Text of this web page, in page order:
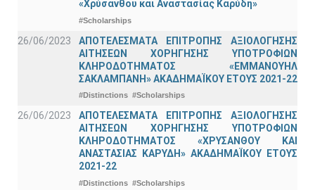
«Χρύσανθου και Αναστασίας Καρύδη»
#Scholarships
26/06/2023
ΑΠΟΤΕΛΕΣΜΑΤΑ ΕΠΙΤΡΟΠΗΣ ΑΞΙΟΛΟΓΗΣΗΣ
ΑΙΤΗΣΕΩΝ ΧΟΡΗΓΗΣΗΣ ΥΠΟΤΡΟΦΙΩΝ
ΚΛΗΡΟΔΟΤΗΜΑΤΟΣ «ΕΜΜΑΝΟΥΗΛ
ΣΑΚΛΑΜΠΑΝΗ» ΑΚΑΔΗΜΑΪΚΟΥ ΕΤΟΥΣ 2021-22
#Distinctions #Scholarships
26/06/2023
ΑΠΟΤΕΛΕΣΜΑΤΑ ΕΠΙΤΡΟΠΗΣ ΑΞΙΟΛΟΓΗΣΗΣ
ΑΙΤΗΣΕΩΝ ΧΟΡΗΓΗΣΗΣ ΥΠΟΤΡΟΦΙΩΝ
ΚΛΗΡΟΔΟΤΗΜΑΤΟΣ «ΧΡΥΣΑΝΘΟΥ ΚΑΙ
ΑΝΑΣΤΑΣΙΑΣ ΚΑΡΥΔΗ» ΑΚΑΔΗΜΑΪΚΟΥ ΕΤΟΥΣ
2021-22
#Distinctions #Scholarships